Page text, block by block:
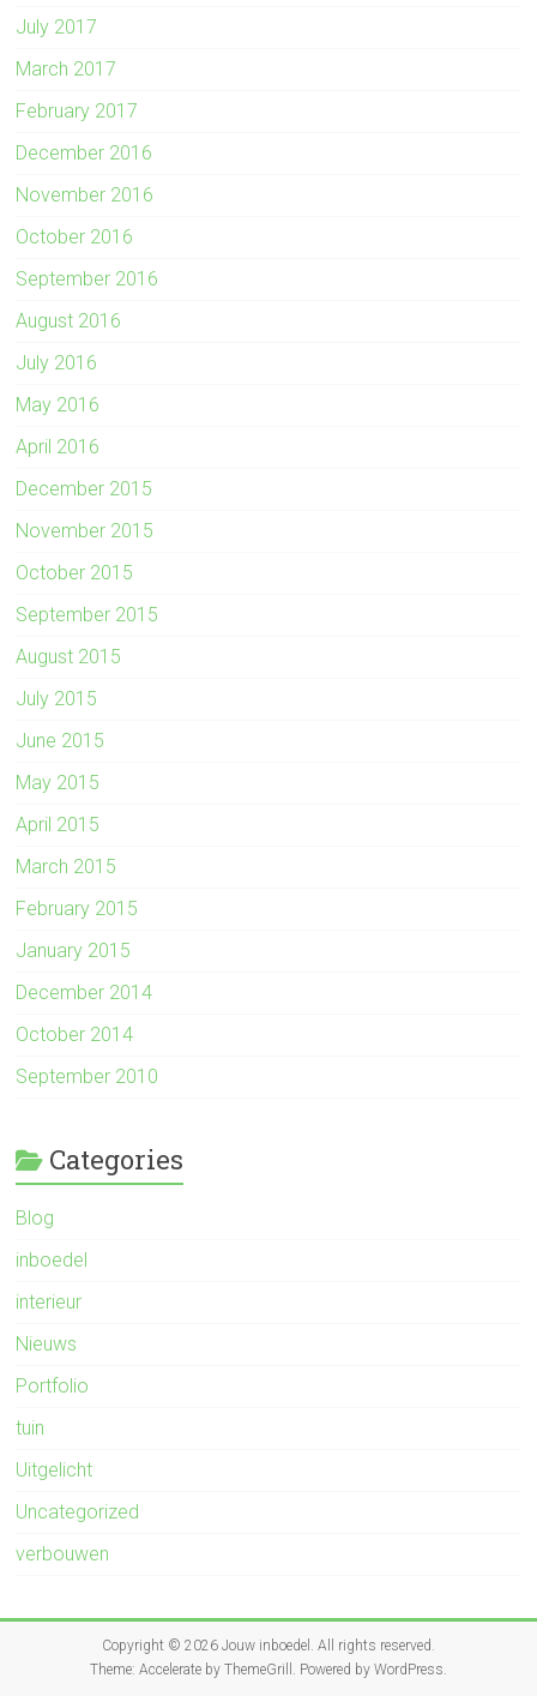
July 2017
March 2017
February 2017
December 2016
November 2016
October 2016
September 2016
August 2016
July 2016
May 2016
April 2016
December 2015
November 2015
October 2015
September 2015
August 2015
July 2015
June 2015
May 2015
April 2015
March 2015
February 2015
January 2015
December 2014
October 2014
September 2010
Categories
Blog
inboedel
interieur
Nieuws
Portfolio
tuin
Uitgelicht
Uncategorized
verbouwen
Copyright © 2026 Jouw inboedel . All rights reserved.
Theme: Accelerateby ThemeGrill. Powered by WordPress.